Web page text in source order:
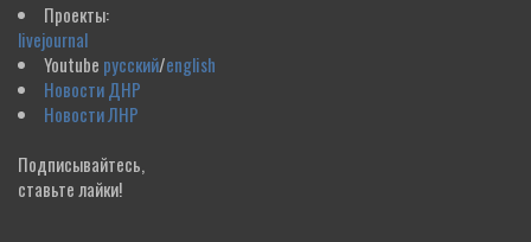
Проекты:
livejournal
Youtube русский/english
Новости ДНР
Новости ЛНР
Подписывайтесь,
ставьте лайки!